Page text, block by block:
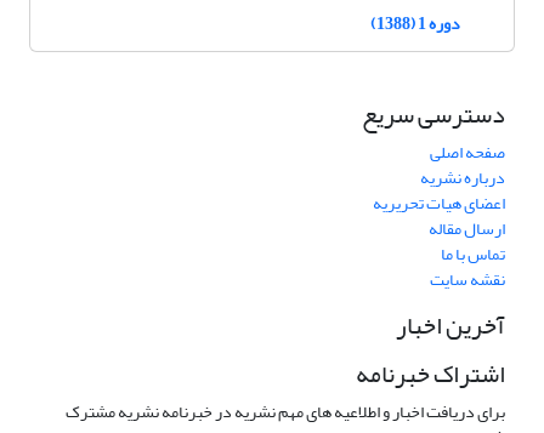
دوره 1 (1388)
دسترسی سریع
صفحه اصلی
درباره نشریه
اعضای هیات تحریریه
ارسال مقاله
تماس با ما
نقشه سایت
آخرین اخبار
اشتراک خبرنامه
برای دریافت اخبار و اطلاعیه های مهم نشریه در خبرنامه نشریه مشترک